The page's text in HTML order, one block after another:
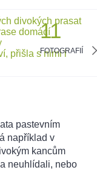
11
FOTOGRAFIÍ
pastevním
například v
kancům
neuhlídali, nebo